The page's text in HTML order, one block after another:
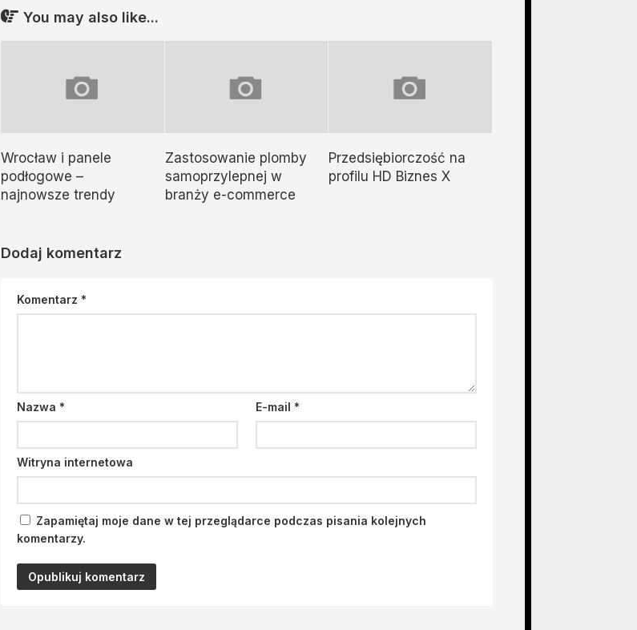
You may also like...
Wrocław i panele
podłogowe –
najnowsze trendy
Zastosowanie plomby
samoprzylepnej w
branży e-commerce
Przedsiębiorczość na
profilu HD Biznes X
Dodaj komentarz
Komentarz *
Nazwa * E-mail*
Witryna internetowa
Zapamiętaj moje dane w tej przeglądarce podczas pisania kolejnych
komentarzy.